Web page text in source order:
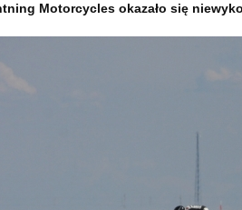
Motorcycles okazało się